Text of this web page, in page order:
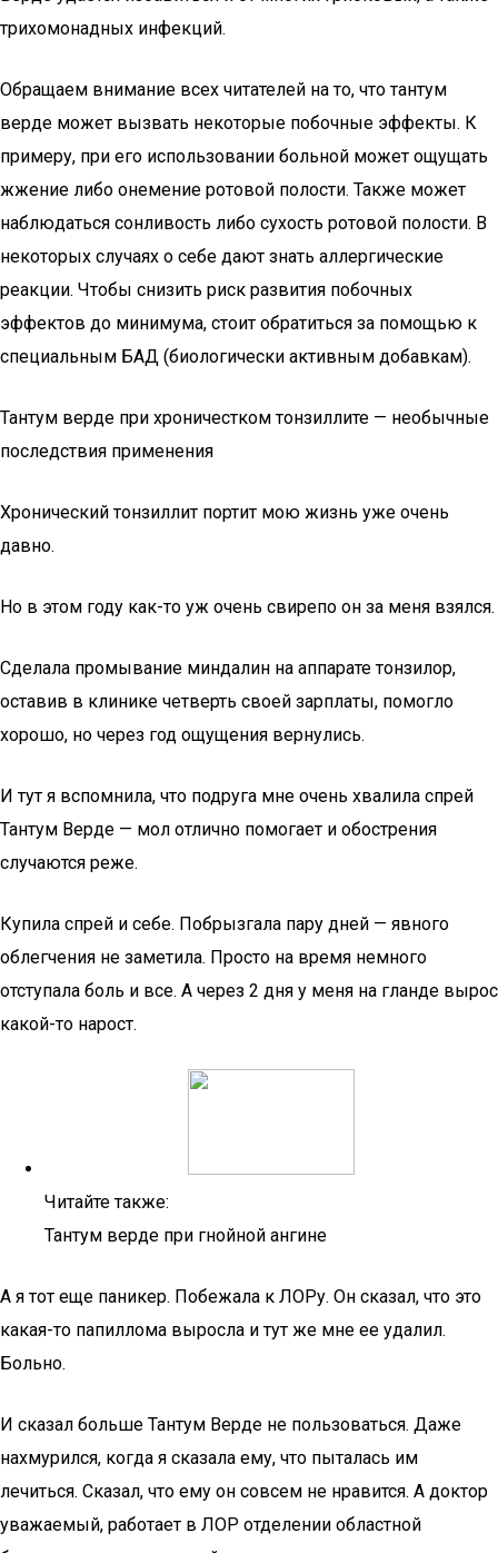
трихомонадных инфекций.
Обращаем внимание всех читателей на то, что тантум
верде может вызвать некоторые побочные эффекты. К
примеру, при его использовании больной может ощущать
жжение либо онемение ротовой полости. Также может
наблюдаться сонливость либо сухость ротовой полости. В
некоторых случаях о себе дают знать аллергические
реакции. Чтобы снизить риск развития побочных
эффектов до минимума, стоит обратиться за помощью к
специальным БАД (биологически активным добавкам).
Тантум верде при хроничестком тонзиллите — необычные
последствия применения
Хронический тонзиллит портит мою жизнь уже очень
давно.
Но в этом году как-то уж очень свирепо он за меня взялся.
Сделала промывание миндалин на аппарате тонзилор,
оставив в клинике четверть своей зарплаты, помогло
хорошо, но через год ощущения вернулись.
И тут я вспомнила, что подруга мне очень хвалила спрей
Тантум Верде — мол отлично помогает и обострения
случаются реже.
Купила спрей и себе. Побрызгала пару дней — явного
облегчения не заметила. Просто на время немного
отступала боль и все. А через 2 дня у меня на гланде вырос
какой-то нарост.
Читайте также:
Тантум верде при гнойной ангине
А я тот еще паникер. Побежала к ЛОРу. Он сказал, что это
какая-то папиллома выросла и тут же мне ее удалил.
Больно.
И сказал больше Тантум Верде не пользоваться. Даже
нахмурился, когда я сказала ему, что пыталась им
лечиться. Сказал, что ему он совсем не нравится. А доктор
уважаемый, работает в ЛОР отделении областной